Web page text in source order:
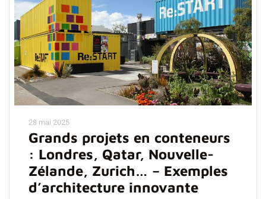
28 mai 2025
Grands projets en conteneurs
: Londres, Qatar, Nouvelle-
Zélande, Zurich… – Exemples
d’architecture innovante